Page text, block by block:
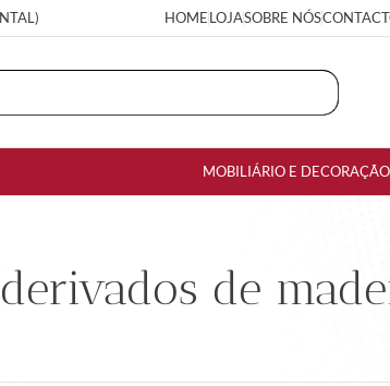
HOMELOJASOBRE NÓS
MOBILIÁRIO E DECORAÇÃO
de